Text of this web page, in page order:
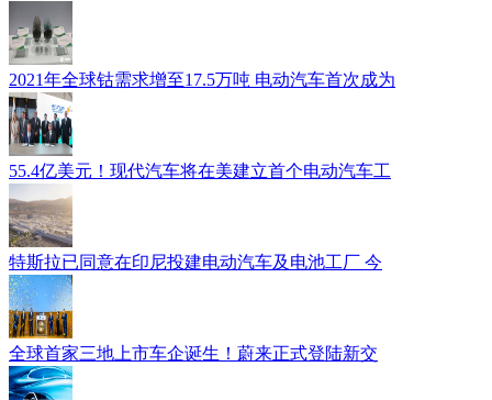
2021年全球钴需求增至17.5万吨 电动汽车首次成为
55.4亿美元！现代汽车将在美建立首个电动汽车工
特斯拉已同意在印尼投建电动汽车及电池工厂 今
全球首家三地上市车企诞生！蔚来正式登陆新交